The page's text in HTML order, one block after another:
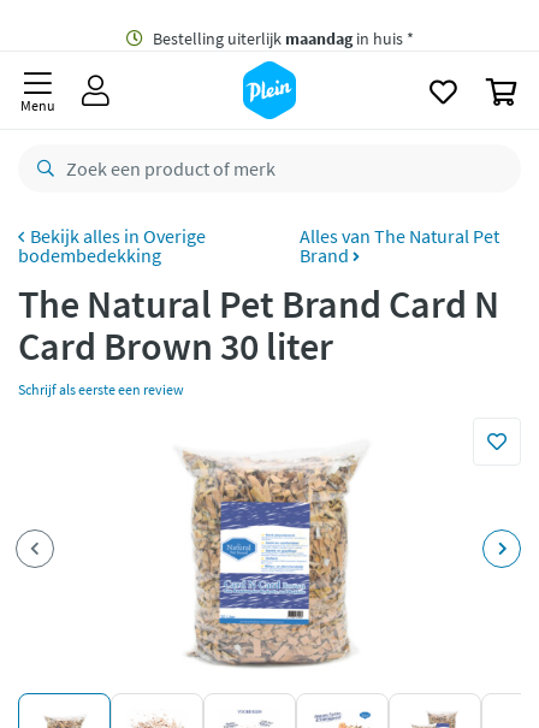
Bestelling uiterlijkmaandag
retourneren
bezorgd
Menu
Overige
bodembedekking
Alles van The Natural Pet
Brand
The Natural Pet Brand Card N
Card Brown 30 liter
Schrijf als eerste een review